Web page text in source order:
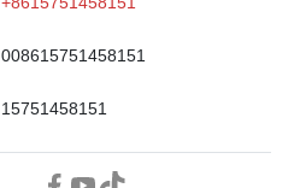
008615751458151
15751458151